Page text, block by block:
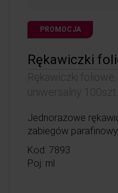
PROMOCJA
Rękawiczki
Rękawiczki
uniwersalny
Jednorazowe
zabiegów
Kod: 7893
Poj: ml